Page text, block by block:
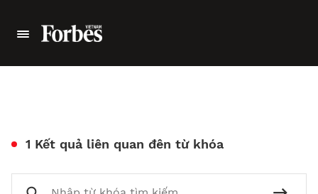
1 Kết quả liên quan đên từ khóa